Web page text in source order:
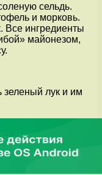
сельдь.
и морковь.
Все ингредиенты
майонезом,
зеленый лук и им